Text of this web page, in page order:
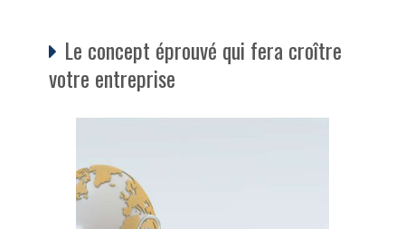
Le concept éprouvé qui fera croître
votre entreprise